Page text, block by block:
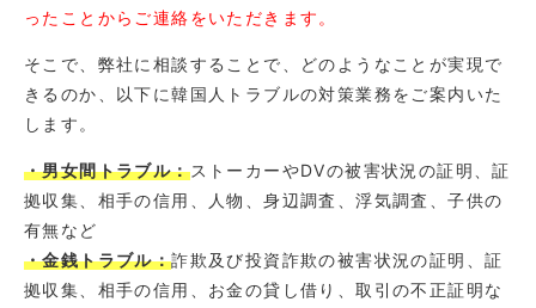
ったことからご連絡をいただきます。
そこで、弊社に相談することで、どのようなことが実現で
きるのか、以下に韓国人トラブルの対策業務をご案内いた
します。
・男女間トラブル：ストーカーやDVの被害状況の証明、証
拠収集、相手の信用、人物、身辺調査、浮気調査、子供の
有無など
・金銭トラブル：詐欺及び投資詐欺の被害状況の証明、証
拠収集、相手の信用、お金の貸し借り、取引の不正証明な